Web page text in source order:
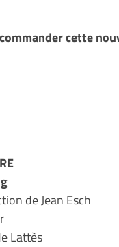
cette
de Jean Esch
Lattès